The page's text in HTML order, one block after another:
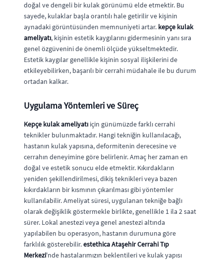
doğal ve dengeli bir kulak görünümü elde etmektir. Bu
sayede, kulaklar başla orantılı hale getirilir ve kişinin
aynadaki görüntüsünden memnuniyeti artar. kepçe kulak
ameliyatı, kişinin estetik kaygılarını gidermesinin yanı sıra
genel özgüvenini de önemli ölçüde yükseltmektedir.
Estetik kaygılar genellikle kişinin sosyal ilişkilerini de
etkileyebilirken, başarılı bir cerrahi müdahale ile bu durum
ortadan kalkar.
Uygulama Yöntemleri ve Süreç
Kepçe kulak ameliyatı için günümüzde farklı cerrahi
teknikler bulunmaktadır. Hangi tekniğin kullanılacağı,
hastanın kulak yapısına, deformitenin derecesine ve
cerrahın deneyimine göre belirlenir. Amaç her zaman en
doğal ve estetik sonucu elde etmektir. Kıkırdakların
yeniden şekillendirilmesi, dikiş teknikleri veya bazen
kıkırdakların bir kısmının çıkarılması gibi yöntemler
kullanılabilir. Ameliyat süresi, uygulanan tekniğe bağlı
olarak değişiklik göstermekle birlikte, genellikle 1 ila 2 saat
sürer. Lokal anestezi veya genel anestezi altında
yapılabilen bu operasyon, hastanın durumuna göre
farklılık gösterebilir.estethica Ataşehir Cerrahi Tıp
Merkezi'nde hastalarımızın beklentileri ve kulak yapısı